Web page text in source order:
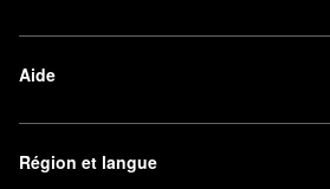
Aide
Région et langue